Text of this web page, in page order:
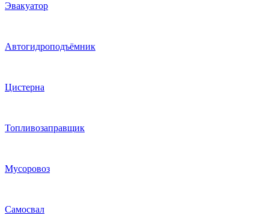
Эвакуатор
Автогидроподъёмник
Цистерна
Топливозаправщик
Мусоровоз
Самосвал